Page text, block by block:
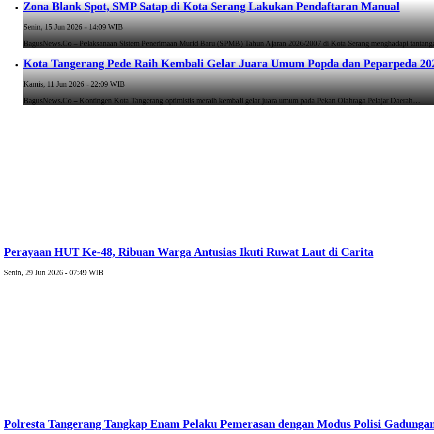
Zona Blank Spot, SMP Satap di Kota Serang Lakukan Pendaftaran Manual
Senin, 15 Jun 2026 - 14:09 WIB
BagusNews.Co – Pelaksanaan Sistem Penerimaan Murid Baru (SPMB) Tahun Ajaran 2026/2007 di Kota Serang menghadapi
Kota Tangerang Pede Raih Kembali Gelar Juara Umum Popda dan Peparpeda
Kamis, 11 Jun 2026 - 22:09 WIB
BagusNews.Co – Kontingen Kota Tangerang optimistis meraih kembali gelar juara umum pada Pekan Olahraga Pelajar Daerah…
Perayaan HUT Ke-48, Ribuan Warga Antusias Ikuti Ruwat Laut di Carita
Senin, 29 Jun 2026 - 07:49 WIB
Polresta Tangerang Tangkap Enam Pelaku Pemerasan dengan Modus Polisi